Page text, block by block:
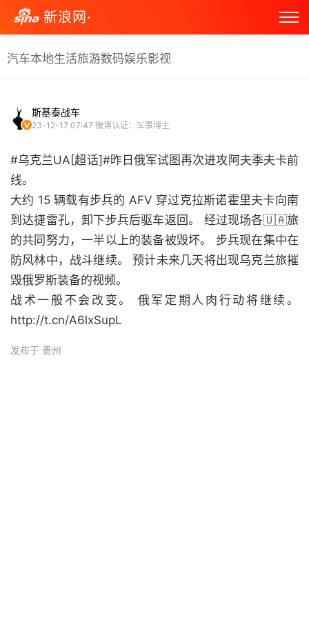
新浪网·
汽车本地生活旅游数码娱乐影视
斯基泰战车
23-12-17 07:47 微博认证：军事博主
#乌克兰UA[超话]#昨日俄军试图再次进攻阿夫季夫卡前
线。
大约 15 辆载有步兵的 AFV 穿过克拉斯诺霍里夫卡向南
到达捷雷孔，卸下步兵后驱车返回。 经过现场各🇺🇦旅
的共同努力，一半以上的装备被毁坏。 步兵现在集中在
防风林中，战斗继续。 预计未来几天将出现乌克兰旅摧
毁俄罗斯装备的视频。
战术一般不会改变。 俄军定期人肉行动将继续。
http://t.cn/A6lxSupL
发布于 贵州